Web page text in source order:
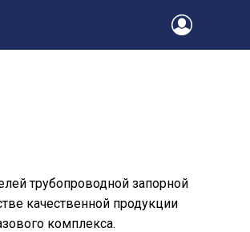
трубопроводной запорной
качественной продукции
комплекса.